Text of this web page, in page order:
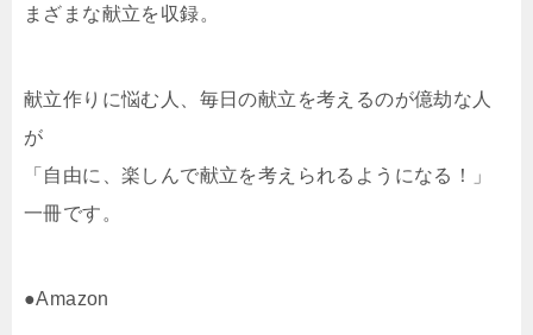
まざまな献立を収録。
献立作りに悩む人、毎日の献立を考えるのが億劫な人
が
「自由に、楽しんで献立を考えられるようになる！」
一冊です。
●Amazon